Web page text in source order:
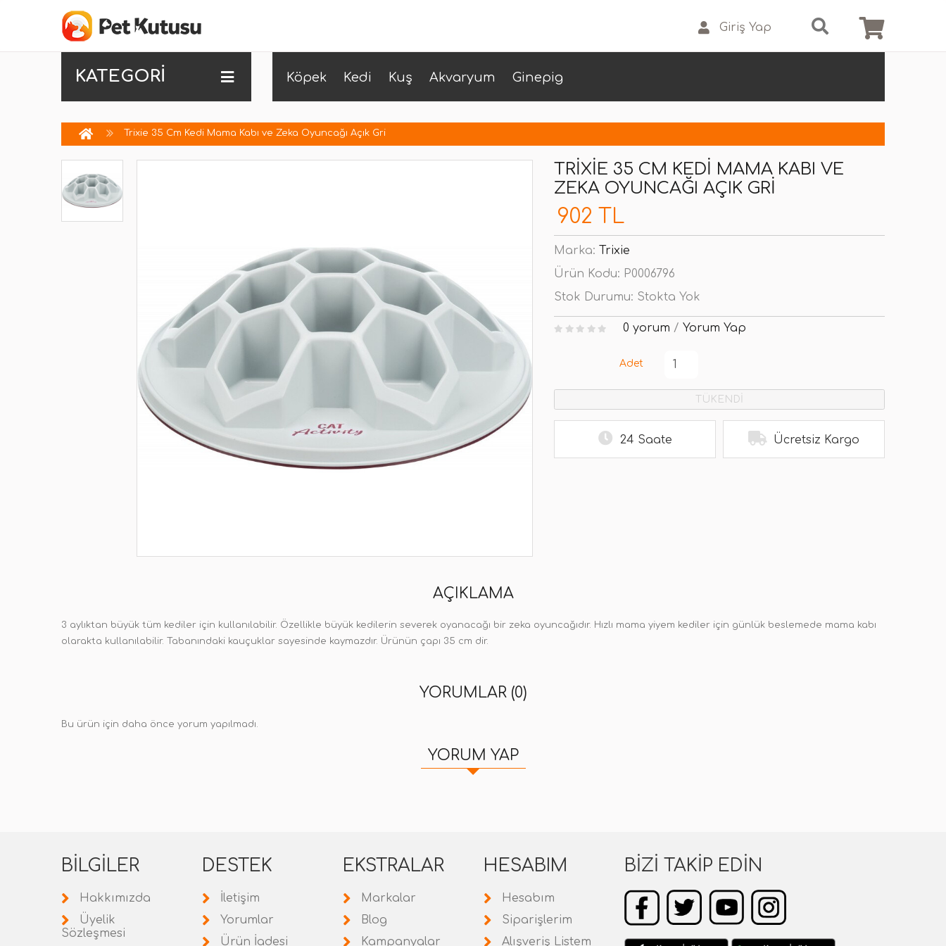
Giriş Yap
KATEGORİ Köpek Kedi Kuş Akvaryum Ginepig
Trixie 35 Cm Kedi Mama Kabı ve Zeka Oyuncağı Açık Gri
TRIXIE 35 CM KEDI MAMA KABI VE
ZEKA OYUNCAĞI AÇIK GRI
902 TL
Marka: Trixie
Ürün Kodu: P0006796
Stok Durumu: Stokta Yok
0 yorum / Yorum Yap
Adet
TÜKENDİ
24 Saate Ücretsiz Kargo
AÇIKLAMA
3 aylıktan büyük tüm kediler için kullanılabilir. Özellikle büyük kedilerin severek oyanacağı bir zeka oyuncağıdır. Hızlı mama yiyem kediler için günlük beslemede mama kabı
olarakta kullanılabilir. Tabanındaki kauçuklar sayesinde kaymazdır. Ürünün çapı 35 cm dir.
YORUMLAR (0)
Bu ürün için daha önce yorum yapılmadı.
YORUM YAP
BILGILER
Hakkımızda
Üyelik
Sözleşmesi
DESTEK
İletişim
Yorumlar
Ürün İadesi
EKSTRALAR
Markalar
Blog
Kampanyalar
HESABIM
Hesabım
Siparişlerim
Alışveriş Listem
BIZI TAKIP EDIN